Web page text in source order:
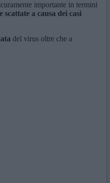
importante in termini
scattate a causa dei casi
del virus oltre che a